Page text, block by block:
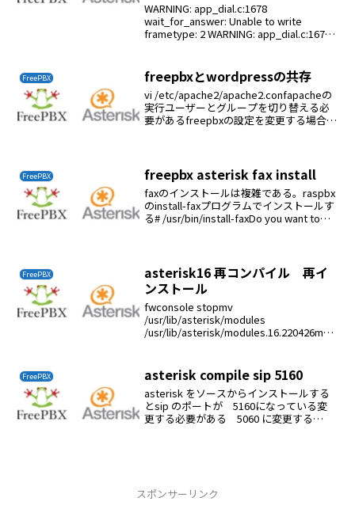
WARNING: app_dial.c:1678
wait_for_answer: Unable to write
frametype: 2 WARNING: app_dial.c:1678
FreePBX freepbxとwordpressの共存
vi /etc/apache2/apache2.confapacheの
実行ユーザーとグループを切り替える必
要があるfreepbxの設定を変更する場合は
FreePBX freepbx asterisk fax install
faxのインストールは複雑である。raspbx
のinstall-faxプログラムでインストールす
る# /usr/bin/install-faxDo you want to
FreePBX
asterisk16 再コンパイル 再イ
ンストール
fwconsole stopmv
/usr/lib/asterisk/modules
/usr/lib/asterisk/modules.16.220426mak
FreePBX asterisk compile sip 5160
asterisk をソースからインストールする
とsip のポートが 5160になっている変
更する必要がある 5060 に変更する
スポンサーリンク